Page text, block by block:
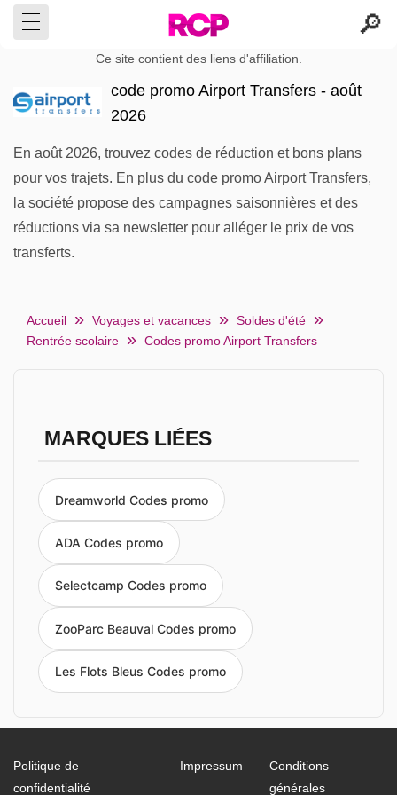
Ce site contient des liens d'affiliation.
code promo Airport Transfers - août
2026
En août 2026, trouvez codes de réduction et bons plans
pour vos trajets. En plus du code promo Airport Transfers,
la société propose des campagnes saisonnières et des
réductions via sa newsletter pour alléger le prix de vos
transferts.
Accueil Voyages et vacances
Soldes d'été
Rentrée scolaire
Codes promo Airport Transfers
MARQUES LIÉES
Dreamworld Codes promo
ADA Codes promo
Selectcamp Codes promo
ZooParc Beauval Codes promo
Les Flots Bleus Codes promo
Politique de
confidentialité
Impressum
Conditions
générales